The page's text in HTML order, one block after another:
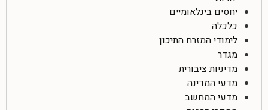
יחסים בינלאומיים
כלכלה
לימודי המזרח התיכון
מגדר
מדיניות ציבורית
מדעי המדינה
מדעי המחשב